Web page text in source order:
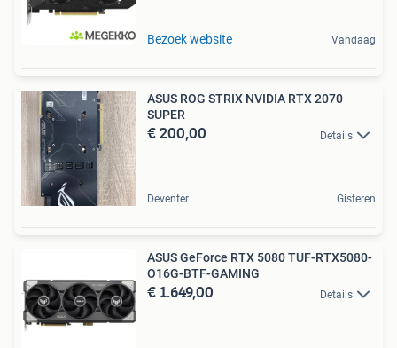
Bezoek website Vandaag
ASUS ROG STRIX NVIDIA RTX 2070
SUPER
€ 200,00 Details
Deventer Gisteren
ASUS GeForce RTX 5080 TUF-RTX5080-
O16G-BTF-GAMING
€ 1.649,00 Details